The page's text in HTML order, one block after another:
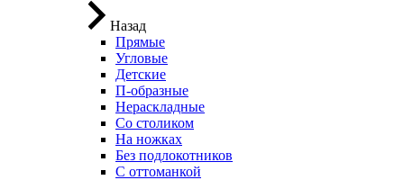
Назад
Прямые
Угловые
Детские
П-образные
Нераскладные
Со столиком
На ножках
Без подлокотников
С оттоманкой